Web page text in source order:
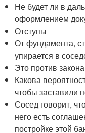
Не будет ли в
оформлением
Отступы
От фундамента,
упирается в
Это против
Какова
чтобы заставили
Сосед говорит,
него есть
постройке этой